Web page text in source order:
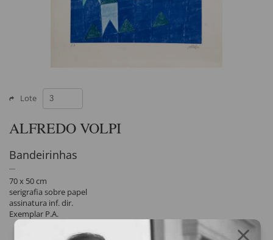
Lote
ALFREDO VOLPI
Bandeirinhas
70 x 50 cm
serigrafia sobre papel
assinatura inf. dir.
Exemplar P.A.